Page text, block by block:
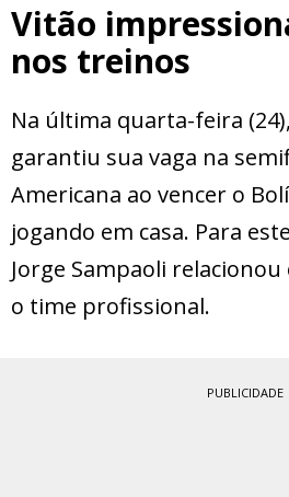
Vitão
nos treinos
Na última quarta-feira
garantiu sua vaga na
Americana ao vencer o
jogando em casa. Para
Jorge Sampaoli
o time profissional.
PUBLICIDADE